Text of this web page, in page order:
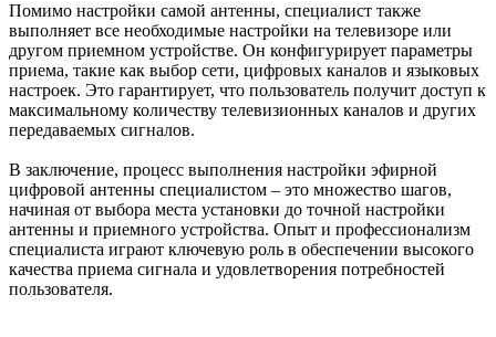
Помимо настройки самой антенны, специалист также
выполняет все необходимые настройки на телевизоре или
другом приемном устройстве. Он конфигурирует параметры
приема, такие как выбор сети, цифровых каналов и языковых
настроек. Это гарантирует, что пользователь получит доступ к
максимальному количеству телевизионных каналов и других
передаваемых сигналов.
В заключение, процесс выполнения настройки эфирной
цифровой антенны специалистом – это множество шагов,
начиная от выбора места установки до точной настройки
антенны и приемного устройства. Опыт и профессионализм
специалиста играют ключевую роль в обеспечении высокого
качества приема сигнала и удовлетворения потребностей
пользователя.